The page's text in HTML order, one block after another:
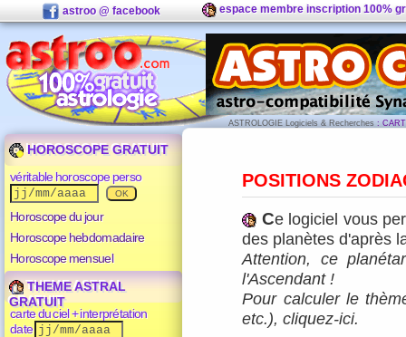
astroo @ facebook espace membre inscription 100%
ASTROLOGIE Logiciels & Recherches :
HOROSCOPE GRATUIT
véritable horoscope perso
Horoscope du jour
Horoscope hebdomadaire
Horoscope mensuel
THEME ASTRAL
GRATUIT
carte du ciel + interprétation
date
POSITIONS
Ce logiciel vous
des planètes d'après
Attention, ce
l'Ascendant!
Pour calculer le
etc.), cliquez-ici.